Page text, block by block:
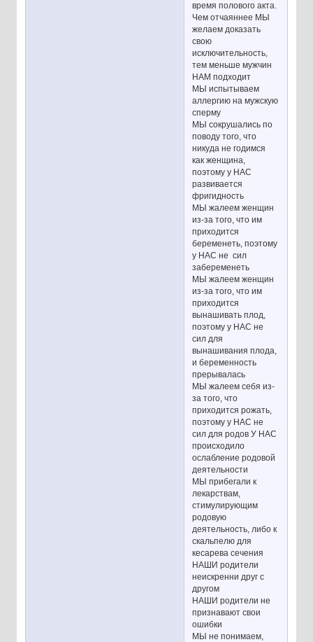
время полового акта.
Чем отчаяннее МЫ
желаем доказать
свою
исключительность,
тем меньше мужчин
НАМ подходит
МЫ испытываем
аллергию на мужскую
сперму
МЫ сокрушались по
поводу того, что
никуда не годимся
как женщина,
поэтому у НАС
развивается
фригидность
МЫ жалеем женщин
из-за того, что им
приходится
беременеть, поэтому
у НАС не сил
забеременеть
МЫ жалеем женщин
из-за того, что им
приходится
вынашивать плод,
поэтому у НАС не
сил для
вынашивания плода,
и беременность
прерывалась
МЫ жалеем себя из-
за того, что
приходится рожать,
поэтому у НАС не
сил для родов У НАС
происходило
ослабление родовой
деятельности
МЫ прибегали к
лекарствам,
стимулирующим
родовую
деятельность, либо к
скальпелю для
кесарева сечения
НАШИ родители
неискренни друг с
другом
НАШИ родители не
признавают свои
ошибки
МЫ не понимаем,